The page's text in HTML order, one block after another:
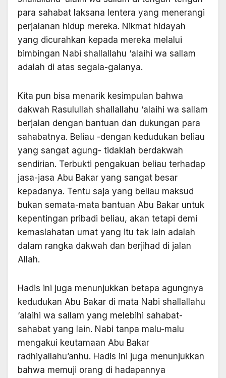
para sahabat laksana lentera yang menerangi
perjalanan hidup mereka. Nikmat hidayah
yang dicurahkan kepada mereka melalui
bimbingan Nabi shallallahu ‘alaihi wa sallam
adalah di atas segala-galanya.
Kita pun bisa menarik kesimpulan bahwa
dakwah Rasulullah shallallahu ‘alaihi wa sallam
berjalan dengan bantuan dan dukungan para
sahabatnya. Beliau -dengan kedudukan beliau
yang sangat agung- tidaklah berdakwah
sendirian. Terbukti pengakuan beliau terhadap
jasa-jasa Abu Bakar yang sangat besar
kepadanya. Tentu saja yang beliau maksud
bukan semata-mata bantuan Abu Bakar untuk
kepentingan pribadi beliau, akan tetapi demi
kemaslahatan umat yang itu tak lain adalah
dalam rangka dakwah dan berjihad di jalan
Allah.
Hadis ini juga menunjukkan betapa agungnya
kedudukan Abu Bakar di mata Nabi shallallahu
‘alaihi wa sallam yang melebihi sahabat-
sahabat yang lain. Nabi tanpa malu-malu
mengakui keutamaan Abu Bakar
radhiyallahu’anhu. Hadis ini juga menunjukkan
bahwa memuji orang di hadapannya